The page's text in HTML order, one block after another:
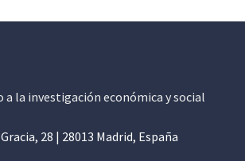
a la investigación económica y social
28 | 28013 Madrid, España